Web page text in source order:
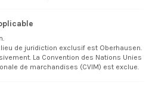
de juridiction exclusif est Oberhausen.
La Convention des Nations Unies
de marchandises (CVIM) est exclue.